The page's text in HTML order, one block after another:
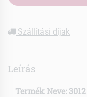
Szállítási díjak
Leírás
Termék Neve: